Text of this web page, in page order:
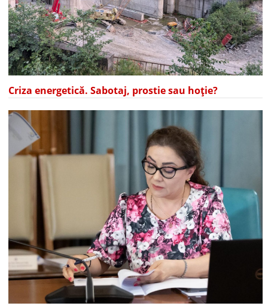
Criza energetică. Sabotaj, prostie sau hoție?